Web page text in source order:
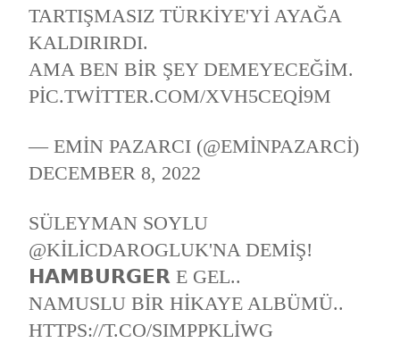
TARTIŞMASIZ TÜRKIYE'YI AYAĞA
KALDIRIRDI.
AMA BEN BIR ŞEY DEMEYECEĞIM.
PIC.TWITTER.COM/XVH5CEQI9M
— EMIN PAZARCI (@EMINPAZARCI)
DECEMBER 8, 2022
SÜLEYMAN SOYLU
@KILICDAROGLUK'NA DEMIŞ!
𝗛𝗔𝗠𝗕𝗨𝗥𝗚𝗘𝗥 E GEL..
NAMUSLU BIR HIKAYE ALBÜMÜ..
HTTPS://T.CO/SIMPPKLIWG